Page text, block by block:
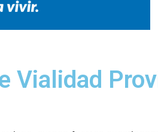
Vialidad